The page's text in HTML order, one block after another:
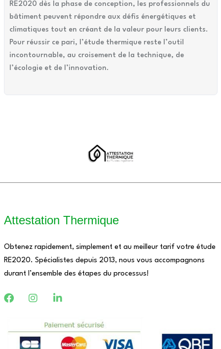
RE2020 dès la phase de conception, les professionnels du
bâtiment peuvent répondre aux défis énergétiques et
climatiques tout en créant de la valeur pour leurs clients.
Pour réussir ce pari, l’étude thermique reste l’outil
incontournable, au croisement de la technique, de
l’écologie et de l’innovation.
Attestation Thermique
Obtenez rapidement, simplement et au meilleur tarif votre étude
RE2020. Spécialistes depuis 2013, nous vous accompagnons
durant l’ensemble des étapes du processus!